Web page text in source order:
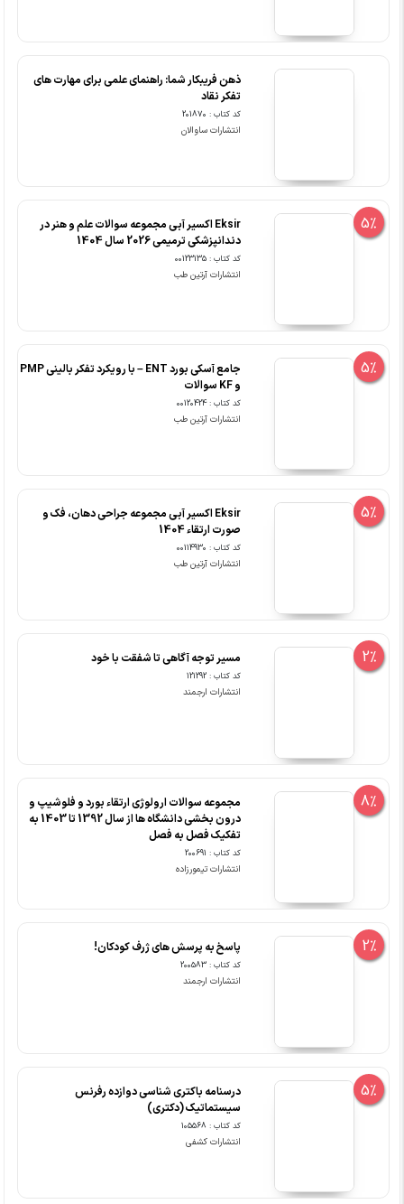
ذهن فریبکار شما: راهنمای علمی برای مهارت های
تفکر نقاد
کد کتاب : 201870
انتشارات ساوالان
5%
Eksir اکسیر آبی مجموعه سوالات علم و هنر در
دندانپزشکی ترمیمی 2026 سال 1404
کد کتاب : 00123135
انتشارات آرتین طب
5%
جامع آسکی بورد ENT – با رویکرد تفکر بالینی PMP
و KF سوالات
کد کتاب : 00120424
انتشارات آرتین طب
5%
Eksir اکسیر آبی مجموعه جراحی دهان، فک و
صورت ارتقاء 1404
کد کتاب : 00114930
انتشارات آرتین طب
2% مسیر توجه آگاهی تا شفقت با خود
کد کتاب : 121292
انتشارات ارجمند
8%
مجموعه سوالات ارولوژی ارتقاء بورد و فلوشیپ و
درون بخشی دانشگاه ها از سال 1392 تا 1403 به
تفکیک فصل به فصل
کد کتاب : 200691
انتشارات تیمورزاده
2% پاسخ به پرسش های ژرف کودکان!
کد کتاب : 200583
انتشارات ارجمند
5%
درسنامه باکتری شناسی دوازده رفرنس
سیستماتیک (دکتری)
کد کتاب : 105568
انتشارات کشفی